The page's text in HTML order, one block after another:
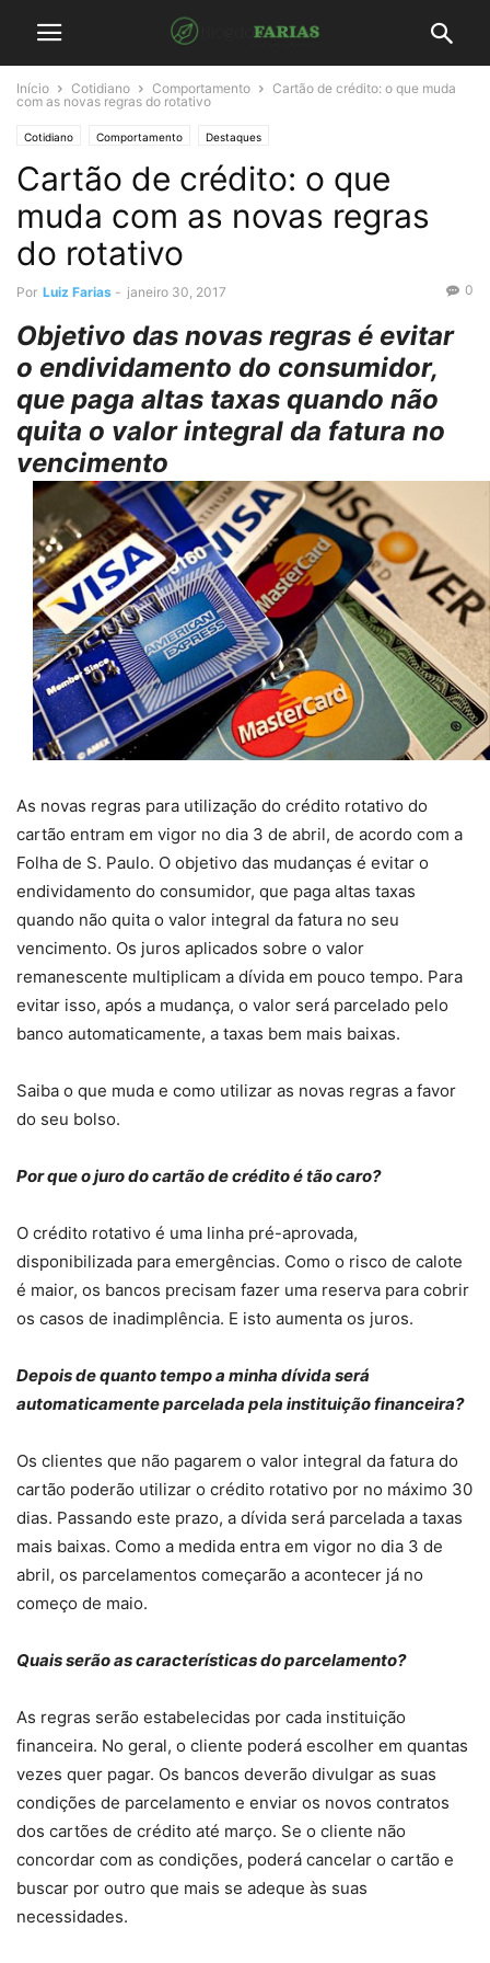
Início Cotidiano Comportamento
Cartão de crédito: o que muda
com as novas regras do rotativo
Cotidiano Comportamento Destaques
Cartão de crédito: o que
muda com as novas regras
do rotativo
Por Luiz Farias - janeiro 30, 2017 0
Objetivo das novas regras é evitar
o endividamento do consumidor,
que paga altas taxas quando não
quita o valor integral da fatura no
vencimento
As novas regras para utilização do crédito rotativo do
cartão entram em vigor no dia 3 de abril, de acordo com a
Folha de S. Paulo. O objetivo das mudanças é evitar o
endividamento do consumidor, que paga altas taxas
quando não quita o valor integral da fatura no seu
vencimento. Os juros aplicados sobre o valor
remanescente multiplicam a dívida em pouco tempo. Para
evitar isso, após a mudança, o valor será parcelado pelo
banco automaticamente, a taxas bem mais baixas.
Saiba o que muda e como utilizar as novas regras a favor
do seu bolso.
Por que o juro do cartão de crédito é tão caro?
O crédito rotativo é uma linha pré-aprovada,
disponibilizada para emergências. Como o risco de calote
é maior, os bancos precisam fazer uma reserva para cobrir
os casos de inadimplência. E isto aumenta os juros.
Depois de quanto tempo a minha dívida será
automaticamente parcelada pela instituição financeira?
Os clientes que não pagarem o valor integral da fatura do
cartão poderão utilizar o crédito rotativo por no máximo 30
dias. Passando este prazo, a dívida será parcelada a taxas
mais baixas. Como a medida entra em vigor no dia 3 de
abril, os parcelamentos começarão a acontecer já no
começo de maio.
Quais serão as características do parcelamento?
As regras serão estabelecidas por cada instituição
financeira. No geral, o cliente poderá escolher em quantas
vezes quer pagar. Os bancos deverão divulgar as suas
condições de parcelamento e enviar os novos contratos
dos cartões de crédito até março. Se o cliente não
concordar com as condições, poderá cancelar o cartão e
buscar por outro que mais se adeque às suas
necessidades.